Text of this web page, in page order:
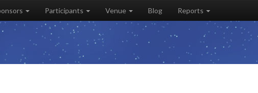
Participants Venue Blog Reports